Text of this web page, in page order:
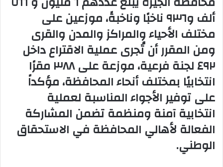
ألف و٩٣٦ ناخبًا وناخبةً، موزعين على
مختلف الأحياء والمراكز والمدن والقرى
ومن المقرر أن تُجرى عملية الاقتراع داخل
٤٩٢ لجنة فرعية، موزعة على ٣٨٨ مقرًا
انتخابيًا بمختلف أنحاء المحافظة، مؤكداً
على توفير الأجواء المناسبة لعملية
انتخابية آمنة ومنظمة تضمن المشاركة
الفعالة لأهالي المحافظة في الاستحقاق
الوطني.